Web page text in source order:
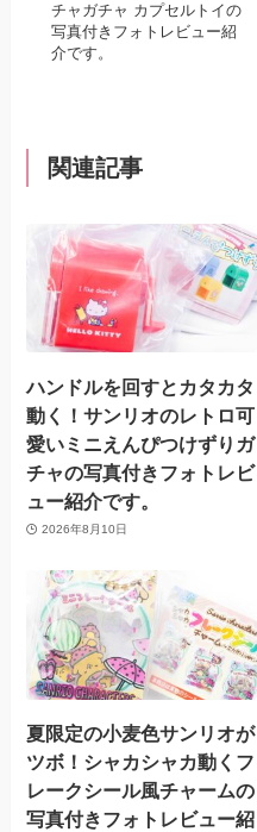
チャガチャ カプセルトイの
写真付きフォトレビュー紹
介です。
関連記事
ハンドルを回すとカタカタ
動く！サンリオのレトロ可
愛いミニえんぴつけずりガ
チャの写真付きフォトレビ
ュー紹介です。
2026年8月10日
夏限定の小麦色サンリオが
ツボ！シャカシャカ動くフ
レークシール風チャームの
写真付きフォトレビュー紹